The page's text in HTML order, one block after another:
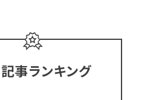
事ランキング